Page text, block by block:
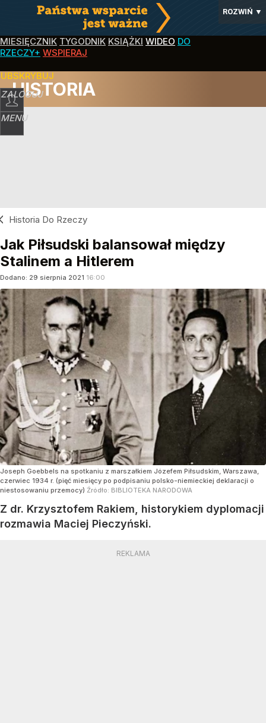
ROZWIŃ ▼
MIESIĘCZNIK TYGODNIK KSIĄŻKI WIDEO DO
RZECZY+ WSPIERAJ
ZALOGUJ
MENU
HISTORIA
Historia Do Rzeczy
Jak Piłsudski balansował między
Stalinem a Hitlerem
Dodano: 29 sierpnia 2021 16:00
Joseph Goebbels na spotkaniu z marszałkiem Józefem Piłsudskim, Warszawa,
czerwiec 1934 r. (pięć miesięcy po podpisaniu polsko-niemieckiej deklaracji o
niestosowaniu przemocy) Źródło: BIBLIOTEKA NARODOWA
Z dr. Krzysztofem Rakiem, historykiem dyplomacji
rozmawia Maciej Pieczyński.